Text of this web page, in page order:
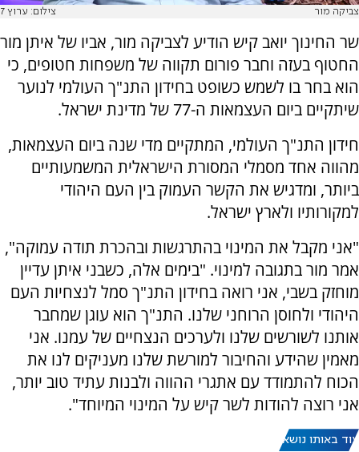
צביקה מור צילום: ערוץ 7
שר החינוך יואב קיש הודיע לצביקה מור, אביו של איתן מור
החטוף בעזה וחבר פורום תקווה של משפחות חטופים, כי
הוא בחר בו לשמש כשופט בחידון התנ"ך העולמי לנוער
שיתקיים ביום העצמאות ה-77 של מדינת ישראל.
חידון התנ"ך העולמי, המתקיים מדי שנה ביום העצמאות,
מהווה אחד מסמלי המסורת הישראלית המשמעותיים
ביותר, ומדגיש את הקשר העמוק בין העם היהודי
למקורותיו ולארץ ישראל.
"אני מקבל את המינוי בהתרגשות ובהכרת תודה עמוקה",
אמר מור בתגובה למינוי. "בימים אלה, כשבני איתן עדיין
מוחזק בשבי, אני רואה בחידון התנ"ך סמל לנצחיות העם
היהודי ולחוסן הרוחני שלנו. התנ"ך הוא עוגן שמחבר
אותנו לשורשים שלנו ולערכים הנצחיים של עמנו. אני
מאמין שהידע והחיבור למורשת שלנו מעניקים לנו את
הכוח להתמודד עם אתגרי ההווה ולבנות עתיד טוב יותר,
אני רוצה להודות לשר קיש על המינוי המיוחד".
עוד באותו נושא: